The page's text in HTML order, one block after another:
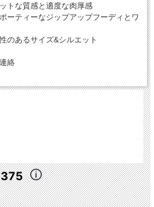
トな質感と適度な肉厚感
ーティーなジップアップフーディとワ
のあるサイズ&シルエット
絡